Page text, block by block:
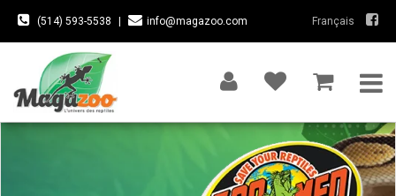
(514) 593-5538 info@magazoo.com Français